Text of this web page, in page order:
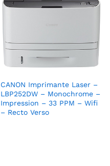
CANON Imprimante Laser –
LBP252DW – Monochrome –
Impression – 33 PPM – Wifi
– Recto Verso